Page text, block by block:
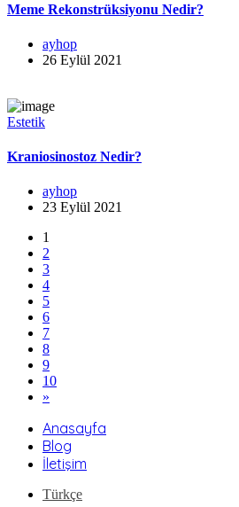
Meme Rekonstrüksiyonu Nedir?
ayhop
26 Eylül 2021
Estetik
Kraniosinostoz Nedir?
ayhop
23 Eylül 2021
1
2
3
4
5
6
7
8
9
10
»
Anasayfa
Blog
İletişim
Türkçe